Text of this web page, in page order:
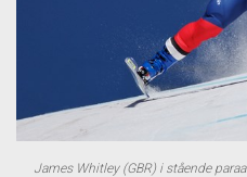
James Whitley (GBR) i stående